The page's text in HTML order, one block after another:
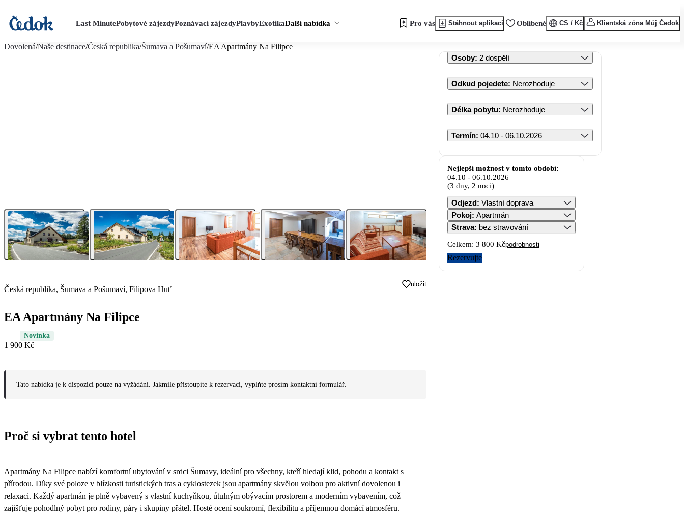
Last MinutePobytové zájezdyPoznávací zájezdyPlavbyExotikaDalší nabídka Pro vás Stáhnout aplikaci Oblíbené CS / Kč Klientská zóna Můj Čedok
Dovolená/Naše destinace/Česká republika/Šumava a Pošumaví/EA Apartmány Na Filipce
Česká republika, Šumava a Pošumaví, Filipova Huť
uložit
EA Apartmány Na Filipce
Novinka
1 900 Kč
Tato nabídka je k dispozici pouze na vyžádání. Jakmile přistoupíte k rezervaci, vyplňte prosím kontaktní formulář.
Proč si vybrat tento hotel
Apartmány Na Filipce nabízí komfortní ubytování v srdci Šumavy, ideální pro všechny, kteří hledají klid, pohodu a kontakt s
přírodou. Díky své poloze v blízkosti turistických tras a cyklostezek jsou apartmány skvělou volbou pro aktivní dovolenou i
relaxaci. Každý apartmán je plně vybavený s vlastní kuchyňkou, útulným obývacím prostorem a moderním vybavením, což
zajišťuje pohodlný pobyt pro rodiny, páry i skupiny přátel. Hosté ocení soukromí, flexibilitu a příjemnou domácí atmosféru.
Osoby: 2 dospělí
Odkud pojedete: Nerozhoduje
Délka pobytu: Nerozhoduje
Termín: 04.10 - 06.10.2026
Nejlepší možnost v tomto období:
04.10 - 06.10.2026
(3 dny, 2 noci)
Odjezd: Vlastní doprava
Pokoj: Apartmán
Strava: bez stravování
Celkem: 3 800 Kčpodrobnosti
Rezervujte